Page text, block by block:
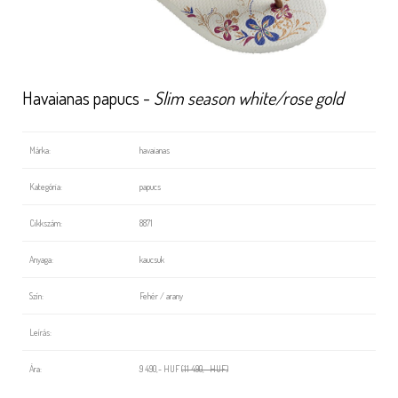
Havaianas papucs - Slim season white/rose gold
Márka: havaianas
Kategória: papucs
Cikkszám: 8871
Anyaga: kaucsuk
Szín: Fehér / arany
Leírás:
Ára: 9 490,- HUF(11 490,- HUF)